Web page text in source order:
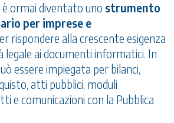
è ormai diventato uno strumento
per imprese e
rispondere alla crescente esigenza
legale ai documenti informatici. In
essere impiegata per bilanci,
atti pubblici, moduli
e comunicazioni con la Pubblica